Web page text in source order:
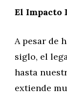
El Impacto
A pesar de
siglo, el
hasta
extiende